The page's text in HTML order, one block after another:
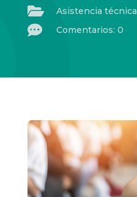
 Asistencia técnica
 Comentarios: 0